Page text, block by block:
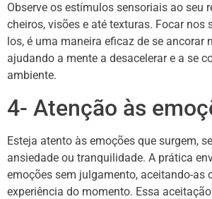
Observe os estímulos sensoriais ao seu
cheiros, visões e até texturas. Focar nos
los, é uma maneira eficaz de se ancorar
ajudando a mente a desacelerar e a se
ambiente.
4- Atenção às
Esteja atento às emoções que surgem,
ansiedade ou tranquilidade. A prática
emoções sem julgamento, aceitando-as
experiência do momento. Essa